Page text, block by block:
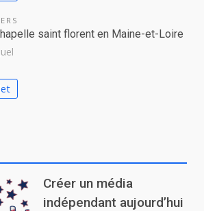
saint florent en Maine-et-Loire
Créer un média
indépendant aujourd’hui